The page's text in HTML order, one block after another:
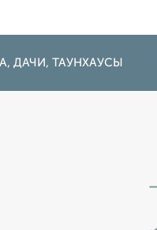
ДАЧИ, ТАУНХАУСЫ